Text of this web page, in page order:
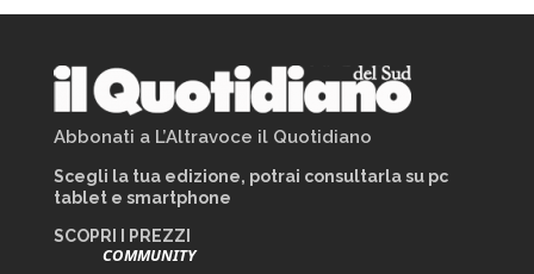
Abbonati a L’Altravoce il Quotidiano
Scegli la tua edizione, potrai consultarla su pc
tablet e smartphone
SCOPRI I PREZZI
COMMUNITY